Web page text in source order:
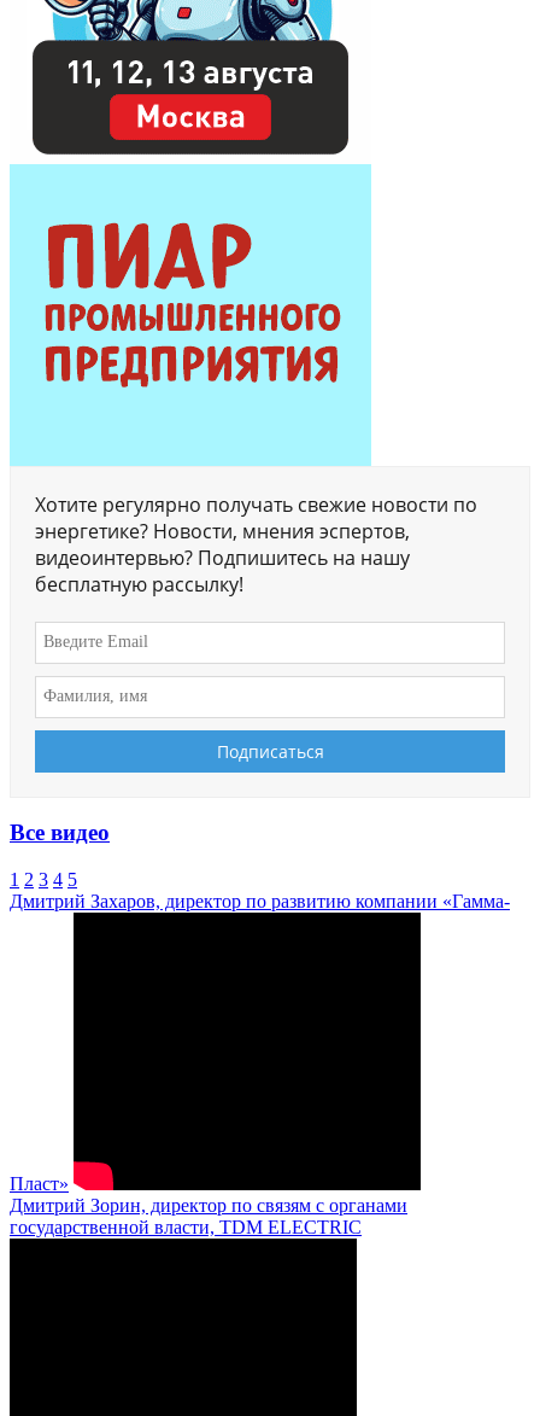
Хотите регулярно получать свежие новости по
энергетике? Новости, мнения эспертов,
видеоинтервью? Подпишитесь на нашу
бесплатную рассылку!
Все видео
1 2 3 4 5
Дмитрий Захаров, директор по развитию компании «Гамма-
Пласт»
Дмитрий Зорин, директор по связям с органами
государственной власти, TDM ELECTRIC